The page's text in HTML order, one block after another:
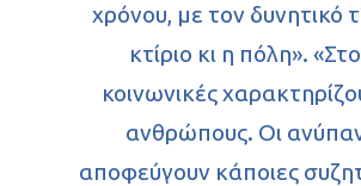
χρόνου, με τον δυνητικό
κτίριο κι η πόλη».
κοινωνικές
ανθρώπους. Οι
αποφεύγουν κάποιες